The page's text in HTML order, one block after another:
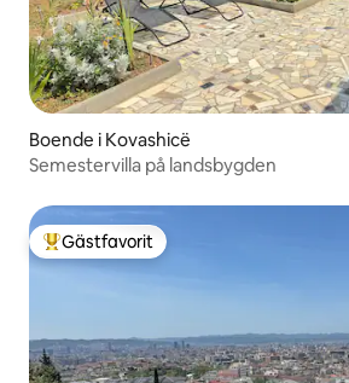
Boende i Kovashicë
Semestervilla på landsbygden
Populär gästfavorit
Gästfavorit